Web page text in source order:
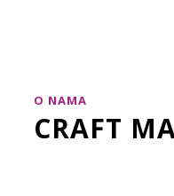
O NAMA
CRAFT